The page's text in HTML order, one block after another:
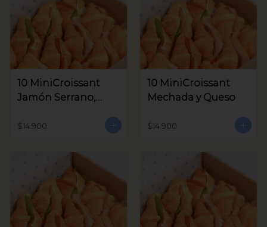
10 MiniCroissant
Jamón Serrano,
Aceitunas V.
$14.900
10 MiniCroissant
Mechada y Queso
$14.900